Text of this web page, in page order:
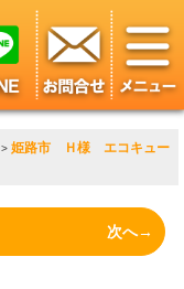
> 姫路市 Ｈ様 エコキュー
次へ→